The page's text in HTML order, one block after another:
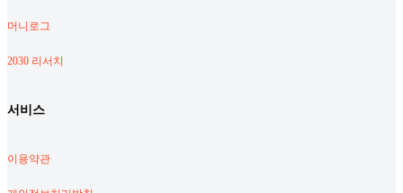
머니로그
2030 리서치
서비스
이용약관